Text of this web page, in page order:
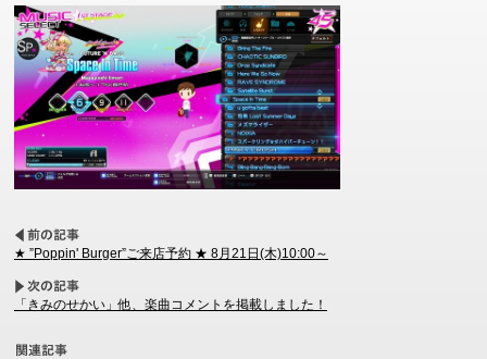
★ ”Poppin' Burger”ご来店予約 ★ 8月21日(木)10:00～
「きみのせかい」他、楽曲コメントを掲載しました！